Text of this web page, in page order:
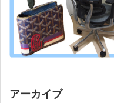
アーカイブ